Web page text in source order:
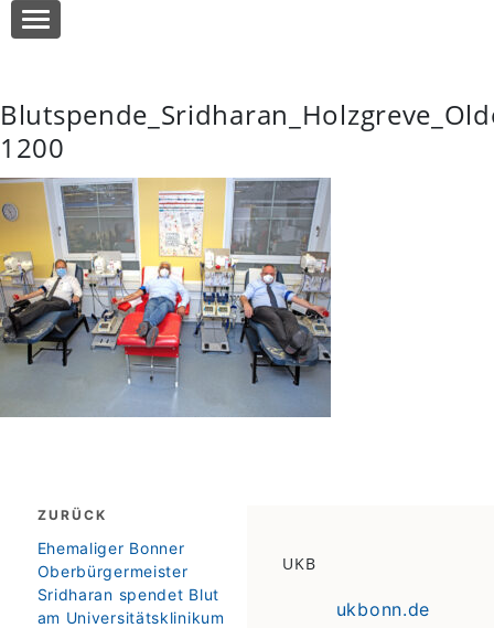
1200
Beitragsnavigation
ZURÜCK
zurück
Ehemaliger Bonner
Oberbürgermeister
Sridharan spendet Blut
am Universitätsklinikum
UKB
ukbonn.de